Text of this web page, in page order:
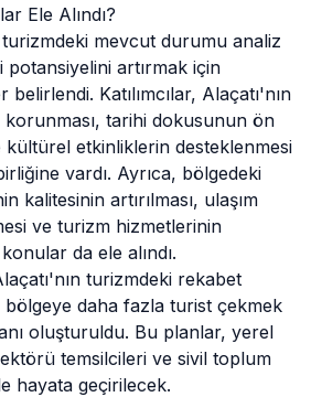
Ele Alındı?
turizmdeki mevcut durumu analiz
artırmak için
belirlendi. Katılımcılar, Alaçatı'nın
tarihi dokusunun ön
kültürel etkinliklerin desteklenmesi
vardı. Ayrıca, bölgedeki
kalitesinin artırılması, ulaşım
ve turizm hizmetlerinin
da ele alındı.
turizmdeki rekabet
daha fazla turist çekmek
oluşturuldu. Bu planlar, yerel
temsilcileri ve sivil toplum
hayata geçirilecek.